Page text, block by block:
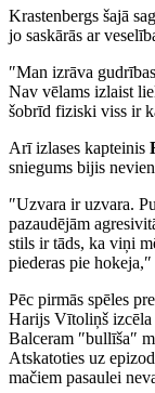
Krastenbergs šajā
jo saskārās ar
″Man izrāva
Nav vēlams izlaist
šobrīd fiziski viss ir
Arī izlases kapteinis
sniegums bijis
″Uzvara ir uzvara.
pazaudējām
stils ir tāds, ka viņi
piederas pie
Pēc pirmās spēles
Harijs Vītoliņš izcēla
Balceram ″bullīša″
Atskatoties uz
mačiem pasaulei